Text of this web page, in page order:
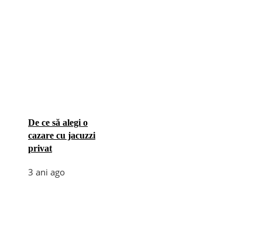
De ce să alegi o
cazare cu jacuzzi
privat
3 ani ago